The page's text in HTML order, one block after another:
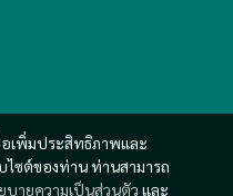
อเพิ่มประสิทธิภาพและ
ไซต์ของท่าน ท่านสามารถ
บายความเป็นส่วนตัว และ